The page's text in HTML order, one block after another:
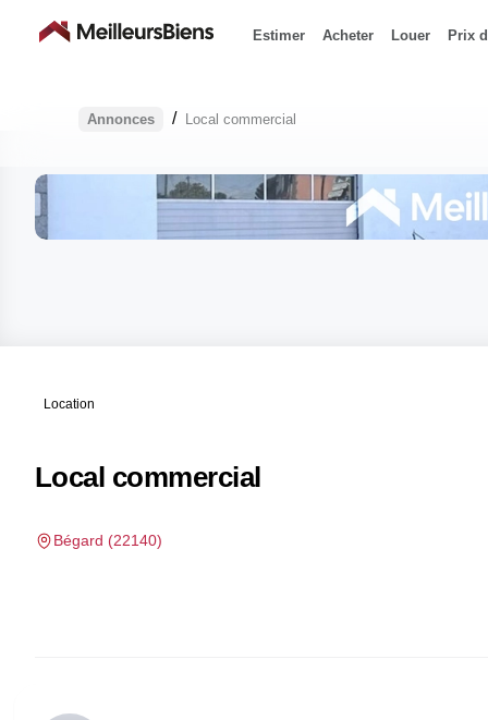
Estimer Acheter Louer Prix
Annonces / Local commercial
Location
Local commercial
Bégard (22140)